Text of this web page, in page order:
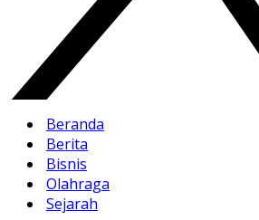
Beranda
Berita
Bisnis
Olahraga
Sejarah